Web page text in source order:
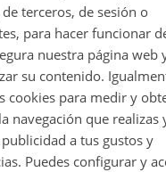
terceros, de sesión o
para hacer funcionar
nuestra página web
su contenido.
cookies para medir y
navegación que realizas
a tus gustos y
Puedes configurar y